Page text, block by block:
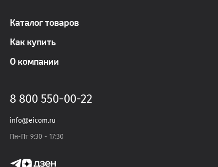
Каталог товаров
Как купить
О компании
8 800 550-00-22
info@eicom.ru
Пн-Пт 9:30 - 17:30